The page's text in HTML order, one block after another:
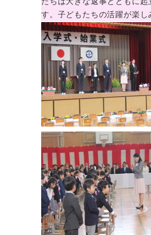
す。子どもたちの活躍が楽し